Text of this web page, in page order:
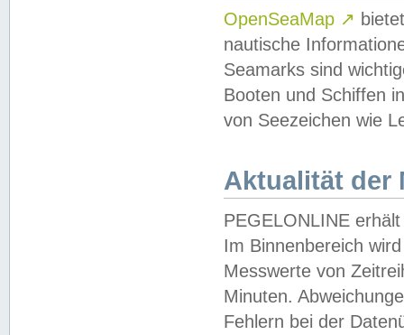
OpenSeaMap ↗
nautische
Seamarks sind
Booten und Schiffen
von Seezeichen wie
Aktualität der
PEGELONLINE
Im Binnenbereich
Messwerte von
Minuten.
Fehlern bei der